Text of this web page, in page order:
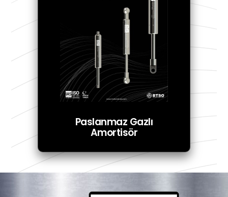
Paslanmaz Gazlı
Amortisör